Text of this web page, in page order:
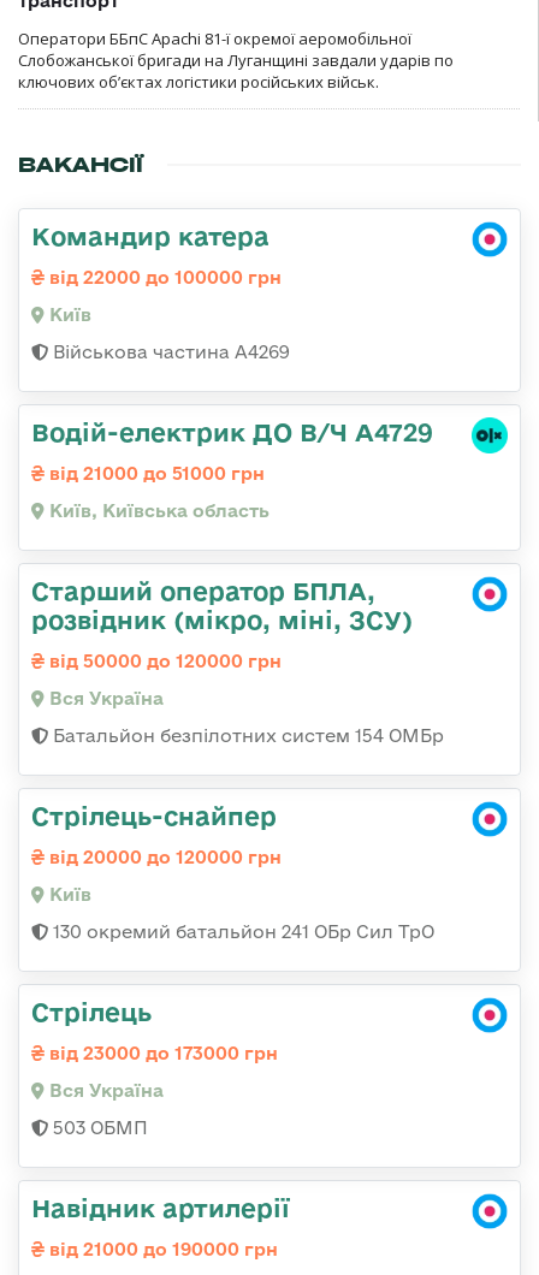
Оператори ББпС Apachi 81-ї окремої аеромобільної
Слобожанської бригади на Луганщині завдали ударів по
ключових об’єктах логістики російських військ.
ВАКАНСІЇ
Командир катера
від 22000 до 100000 грн
Київ
Військова частина А4269
Водій-електрик ДО В/Ч А4729
від 21000 до 51000 грн
Київ, Київська область
Старший оператор БПЛА,
розвідник (мікро, міні, ЗСУ)
від 50000 до 120000 грн
Вся Україна
Батальйон безпілотних систем 154 ОМБр
Стрілець-снайпер
від 20000 до 120000 грн
Київ
130 окремий батальйон 241 ОБр Сил ТрО
Стрілець
від 23000 до 173000 грн
Вся Україна
503 ОБМП
Навідник артилерії
від 21000 до 190000 грн